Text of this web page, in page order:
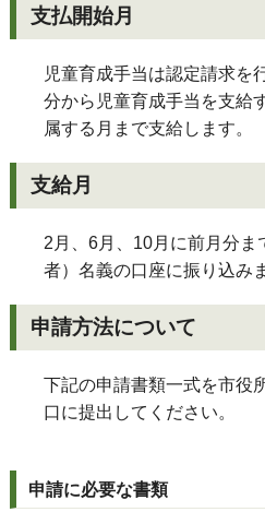
支払開始月
児童育成手当は認定請求を
分から児童育成手当を支給
属する月まで支給します。
支給月
2月、6月、10月に前月分
者）名義の口座に振り込み
申請方法について
下記の申請書類一式を市役
口に提出してください。
申請に必要な書類